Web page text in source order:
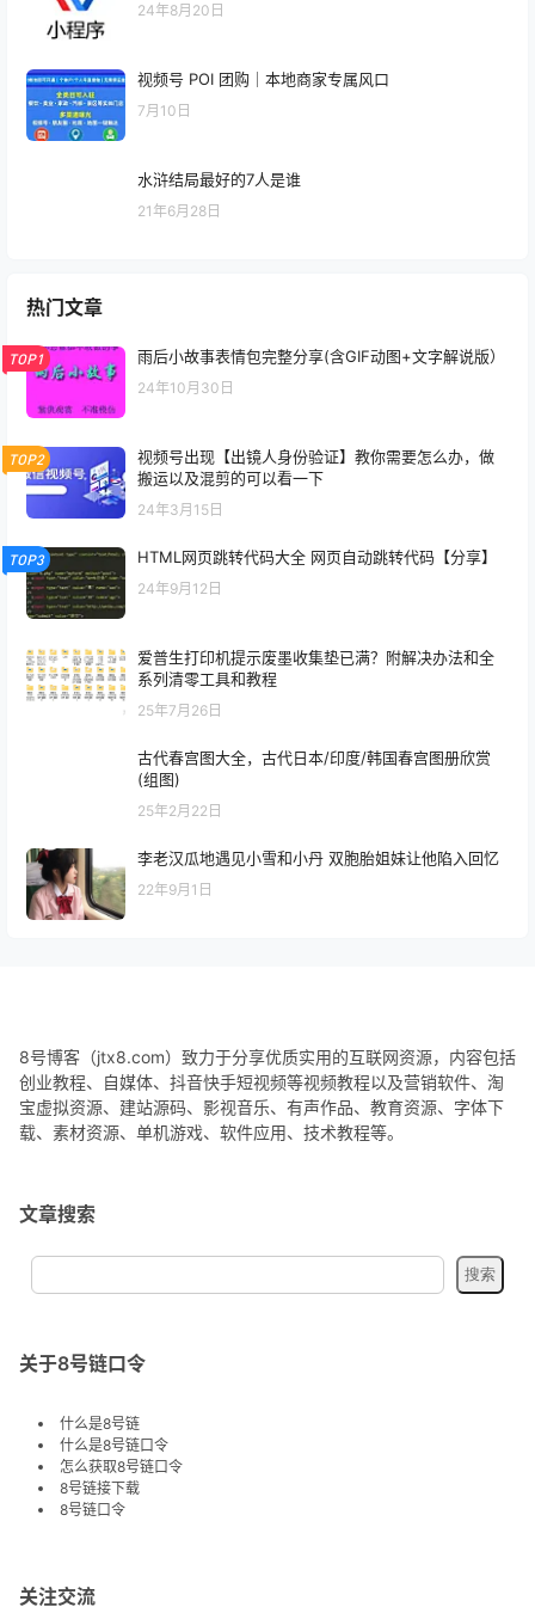
24年8月20日
视频号 POI 团购｜本地商家专属风口
7月10日
水浒结局最好的7人是谁
21年6月28日
热门文章
TOP1 雨后小故事表情包完整分享(含GIF动图+文字解说版）
24年10月30日
TOP2
视频号出现【出镜人身份验证】教你需要怎么办，做
搬运以及混剪的可以看一下
24年3月15日
TOP3 HTML网页跳转代码大全 网页自动跳转代码【分享】
24年9月12日
爱普生打印机提示废墨收集垫已满？附解决办法和全
系列清零工具和教程
25年7月26日
古代春宫图大全，古代日本/印度/韩国春宫图册欣赏
(组图)
25年2月22日
李老汉瓜地遇见小雪和小丹 双胞胎姐妹让他陷入回忆
22年9月1日
8号博客（jtx8.com）致力于分享优质实用的互联网资源，内容包括
创业教程、自媒体、抖音快手短视频等视频教程以及营销软件、淘
宝虚拟资源、建站源码、影视音乐、有声作品、教育资源、字体下
载、素材资源、单机游戏、软件应用、技术教程等。
文章搜索
关于8号链口令
什么是8号链
什么是8号链口令
怎么获取8号链口令
8号链接下载
8号链口令
关注交流